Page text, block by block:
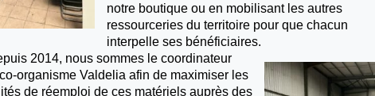
notre boutique ou en mobilisant les autres
ressourceries du territoire pour que chacun
interpelle ses bénéficiaires.
2014, nous sommes le coordinateur
organisme Valdelia afin de maximiser les
de réemploi de ces matériels auprès des